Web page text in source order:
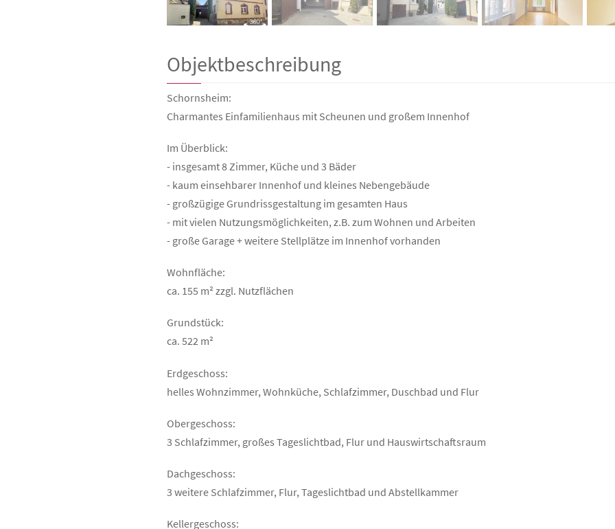
Objektbeschreibung
Schornsheim:
Charmantes Einfamilienhaus mit Scheunen und großem Innenhof
Im Überblick:
- insgesamt 8 Zimmer, Küche und 3 Bäder
- kaum einsehbarer Innenhof und kleines Nebengebäude
- großzügige Grundrissgestaltung im gesamten Haus
- mit vielen Nutzungsmöglichkeiten, z.B. zum Wohnen und Arbeiten
- große Garage + weitere Stellplätze im Innenhof vorhanden
Wohnfläche:
ca. 155 m² zzgl. Nutzflächen
Grundstück:
ca. 522 m²
Erdgeschoss:
helles Wohnzimmer, Wohnküche, Schlafzimmer, Duschbad und Flur
Obergeschoss:
3 Schlafzimmer, großes Tageslichtbad, Flur und Hauswirtschaftsraum
Dachgeschoss:
3 weitere Schlafzimmer, Flur, Tageslichtbad und Abstellkammer
Kellergeschoss: